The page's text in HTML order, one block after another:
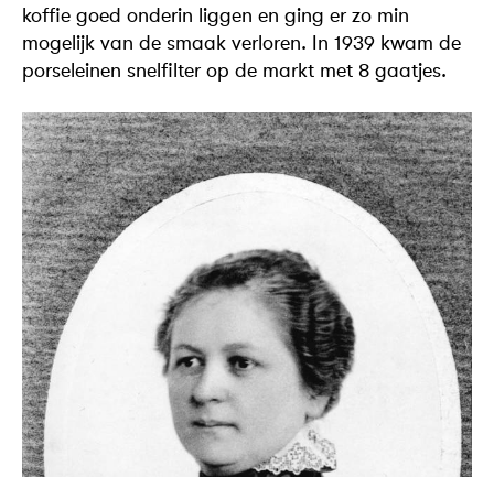
koffie goed onderin liggen en ging er zo min
mogelijk van de smaak verloren. In 1939 kwam de
porseleinen snelfilter op de markt met 8 gaatjes.